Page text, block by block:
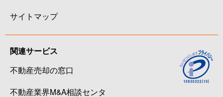
サイトマップ
関連サービス
不動産売却の窓口
不動産業界M&A相談センタ